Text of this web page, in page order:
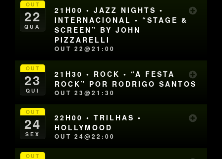
OUT
22
QUA
21H00 • JAZZ NIGHTS •
INTERNACIONAL • “STAGE &
SCREEN” BY JOHN
PIZZARELLI
OUT 22@21:00
OUT
23
QUI
21H30 • ROCK • “A FESTA
ROCK” POR RODRIGO SANTOS
OUT 23@21:30
OUT
24
SEX
22H00 • TRILHAS •
HOLLYMOOD
OUT 24@22:00
OUT